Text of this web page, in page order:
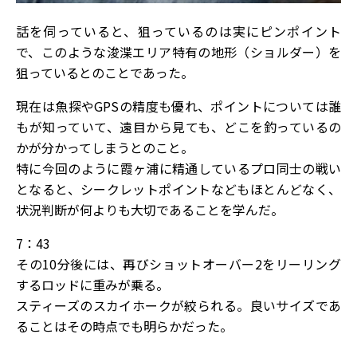
話を伺っていると、狙っているのは実にピンポイント
で、このような浚渫エリア特有の地形（ショルダー）を
狙っているとのことであった。
現在は魚探やGPSの精度も優れ、ポイントについては誰
もが知っていて、遠目から見ても、どこを釣っているの
かが分かってしまうとのこと。
特に今回のように霞ヶ浦に精通しているプロ同士の戦い
となると、シークレットポイントなどもほとんどなく、
状況判断が何よりも大切であることを学んだ。
7：43
その10分後には、再びショットオーバー2をリーリング
するロッドに重みが乗る。
スティーズのスカイホークが絞られる。良いサイズであ
ることはその時点でも明らかだった。